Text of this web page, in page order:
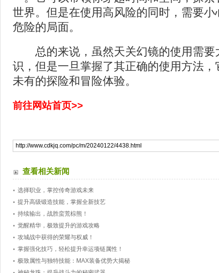
世界。但是在使用高风险的同时，需要
危险的局面。
总的来说，虽然天关幻镜的使用需要
识，但是一旦掌握了其正确的使用方法
未有的探险和冒险体验。
前往网站首页>>
查看相关新闻
选择职业，掌控传奇游戏未来
提升高级锻造技能，掌握全新技艺
持续输出，战胜蛮荒棕熊！
觉醒精华，极致提升的游戏攻略
攻城战中获得的荣耀与权威！
掌握强化技巧，轻松提升幸运项链属性！
极致属性与独特技能：MAX装备优势大揭秘